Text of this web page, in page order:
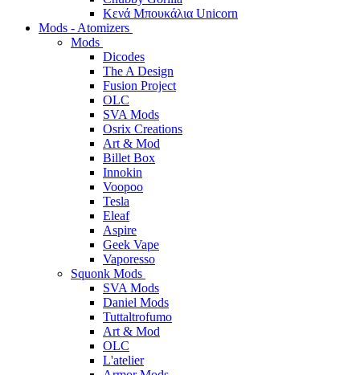
Κενά Μπουκάλια Unicorn
Mods - Atomizers
Mods
Dicodes
The A Design
Fusion Project
OLC
SVA Mods
Osrix Creations
Art & Mod
Billet Box
Innokin
Voopoo
Tesla
Eleaf
Aspire
Geek Vape
Vaporesso
Squonk Mods
SVA Mods
Daniel Mods
Tuttaltrofumo
Art & Mod
OLC
L'atelier